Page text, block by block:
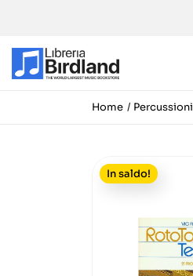
Home Percussioni
In saldo!